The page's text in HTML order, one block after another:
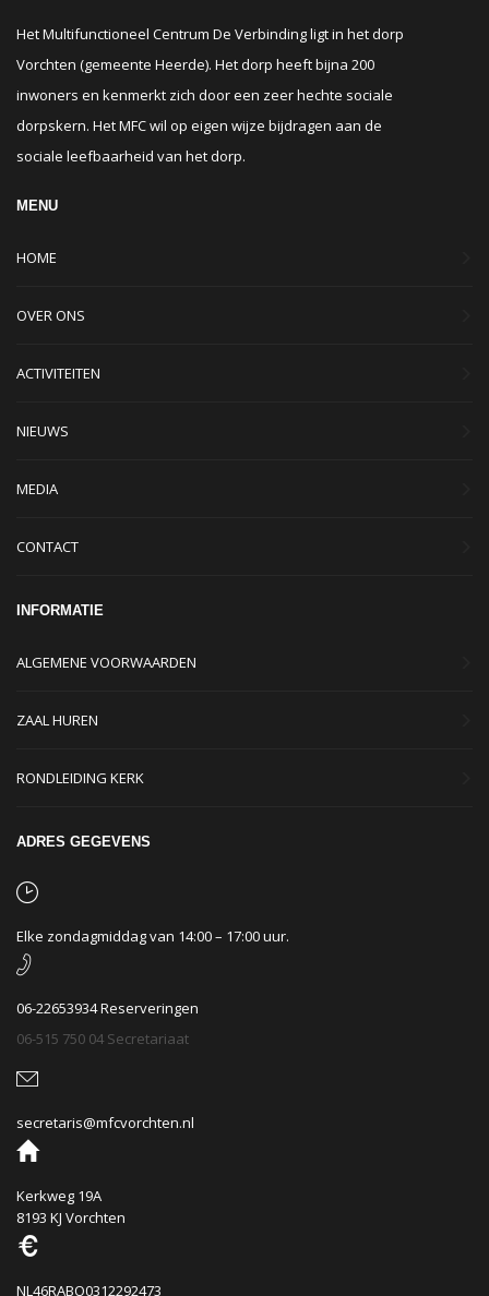
Het Multifunctioneel Centrum De Verbinding ligt in het dorp
Vorchten (gemeente Heerde). Het dorp heeft bijna 200
inwoners en kenmerkt zich door een zeer hechte sociale
dorpskern. Het MFC wil op eigen wijze bijdragen aan de
sociale leefbaarheid van het dorp.
MENU
HOME
OVER ONS
ACTIVITEITEN
NIEUWS
MEDIA
CONTACT
INFORMATIE
ALGEMENE VOORWAARDEN
ZAAL HUREN
RONDLEIDING KERK
ADRES GEGEVENS
Elke zondagmiddag van 14:00 – 17:00 uur.
06-22653934 Reserveringen
06-515 750 04 Secretariaat
secretaris@mfcvorchten.nl
Kerkweg 19A
8193 KJ Vorchten
NL46RABO0312292473